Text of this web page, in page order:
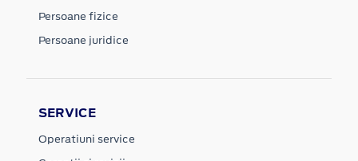
Persoane fizice
Persoane juridice
SERVICE
Operatiuni service